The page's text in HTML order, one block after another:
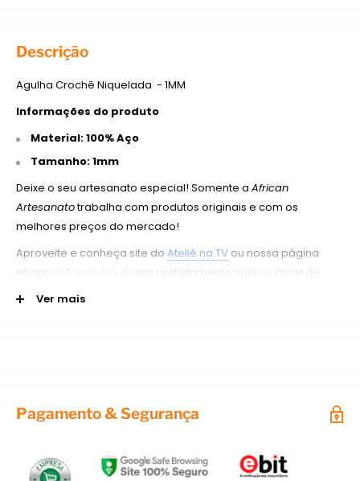
Descrição
Agulha Crochê Niquelada - 1MM
Informações do produto
Material: 100% Aço
Tamanho: 1mm
Deixe o seu artesanato especial! Somente a African
Artesanatotrabalha com produtos originais e com os
melhores preços do mercado!
Aproveite e conheça site do Ateliê na TV ou nossa página
oficial no Facebook
e veja gratuitamente aulas e dicas de
artesanato. Você quer ser um empreendedor profissional?
Ver mais
Pagamento & Segurança